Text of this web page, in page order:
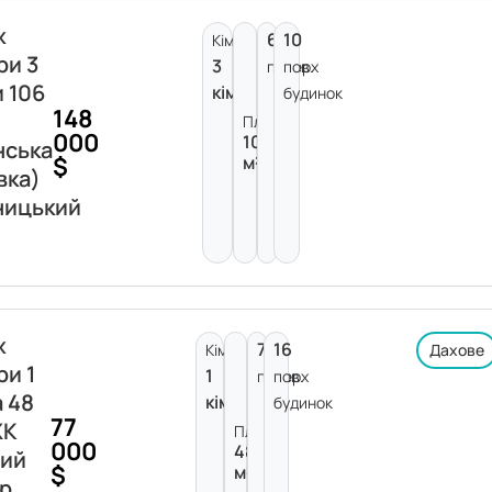
3
106
148
000
$
Кімнат:
3
кімнати
Площа:
106
м²
6
поверх
10
пов.
будинок
1
48
77
000
$
Кімнат:
1
кімната
Площа:
48
м²
7
поверх
16
пов.
будинок
Дахове